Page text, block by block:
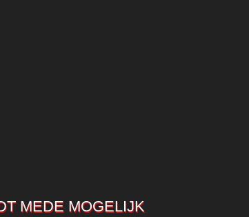
MEDE MOGELIJK